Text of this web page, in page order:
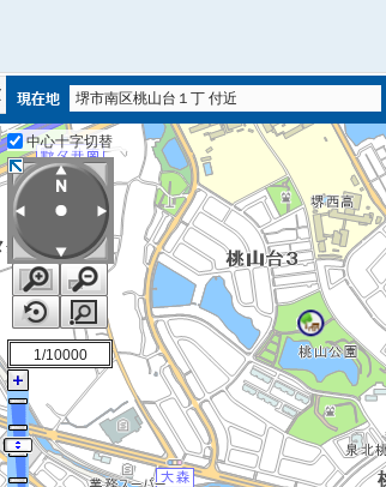
堺市南区桃山台１丁 付近
中心十字切替
1/10000